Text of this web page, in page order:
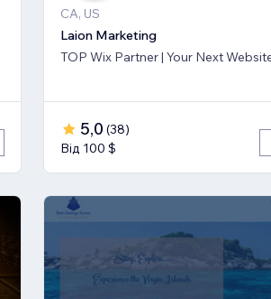
CA, US
Laion Marketing
TOP Wix Partner | Your Next
5,0 (38)
Від 100 $